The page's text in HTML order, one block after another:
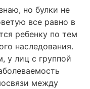
но булки не
все равно в
ребенку по тем
наследования.
у лиц с группой
между